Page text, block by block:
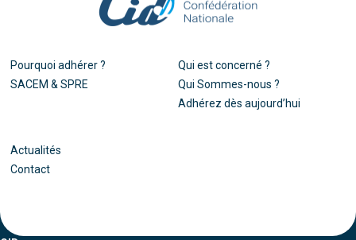
Pourquoi adhérer ?
SACEM & SPRE
Qui est concerné ?
Qui Sommes-nous ?
Adhérez dès aujourd’hui
Actualités
Contact